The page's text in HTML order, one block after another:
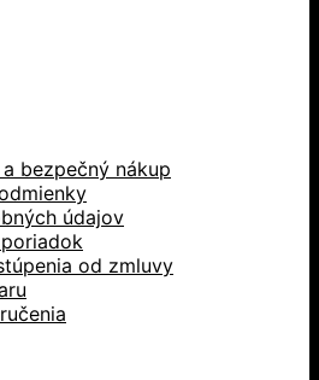
bezpečný nákup
údajov
od zmluvy